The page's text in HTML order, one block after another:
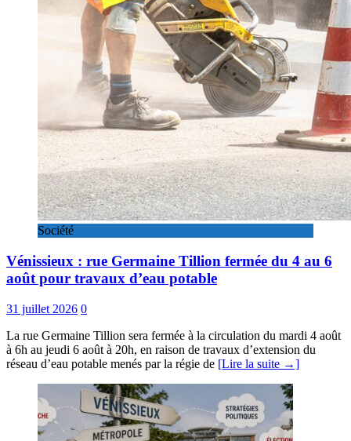
Société
Vénissieux : rue Germaine Tillion fermée du 4 au 6
août pour travaux d’eau potable
31 juillet 2026 0
La rue Germaine Tillion sera fermée à la circulation du mardi 4 août
à 6h au jeudi 6 août à 20h, en raison de travaux d’extension du
réseau d’eau potable menés par la régie de [Lire la suite →]